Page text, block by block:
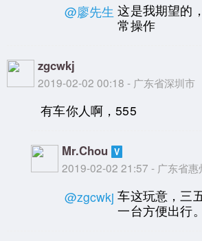
@廖先生 这是我期望的
常操作
zgcwkj
2019-02-02 00:18 - 广东省深圳市
有车你人啊，555
Mr.Chou
2019-02-02 21:57 - 广东省惠
@zgcwkj 车这玩意，三
一台方便出行。